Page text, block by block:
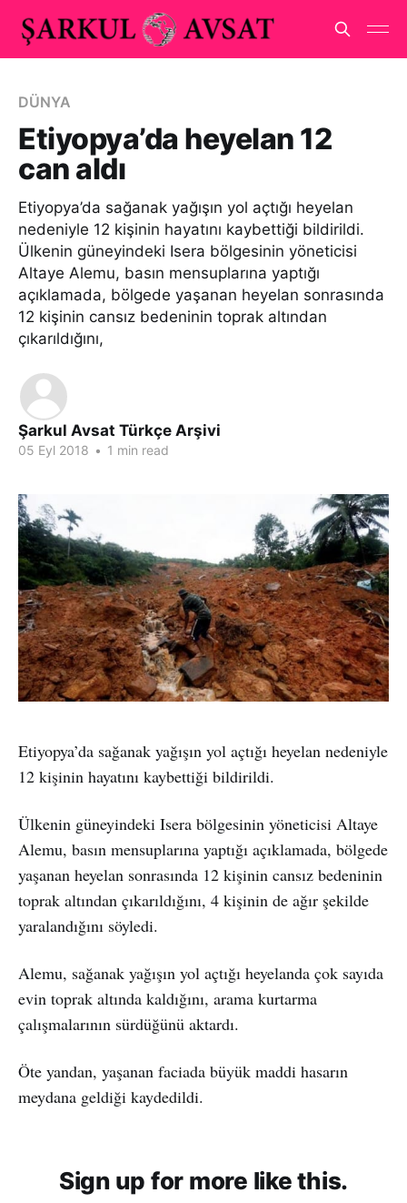
DÜNYA
Etiyopya’da heyelan 12
can aldı
Etiyopya’da sağanak yağışın yol açtığı heyelan
nedeniyle 12 kişinin hayatını kaybettiği bildirildi.
Ülkenin güneyindeki Isera bölgesinin yöneticisi
Altaye Alemu, basın mensuplarına yaptığı
açıklamada, bölgede yaşanan heyelan sonrasında
12 kişinin cansız bedeninin toprak altından
çıkarıldığını,
Şarkul Avsat Türkçe Arşivi
05 Eyl 2018 • 1 min read
Etiyopya’da sağanak yağışın yol açtığı heyelan nedeniyle
12 kişinin hayatını kaybettiği bildirildi.
Ülkenin güneyindeki Isera bölgesinin yöneticisi Altaye
Alemu, basın mensuplarına yaptığı açıklamada, bölgede
yaşanan heyelan sonrasında 12 kişinin cansız bedeninin
toprak altından çıkarıldığını, 4 kişinin de ağır şekilde
yaralandığını söyledi.
Alemu, sağanak yağışın yol açtığı heyelanda çok sayıda
evin toprak altında kaldığını, arama kurtarma
çalışmalarının sürdüğünü aktardı.
Öte yandan, yaşanan faciada büyük maddi hasarın
meydana geldiği kaydedildi.
Sign up for more like this.